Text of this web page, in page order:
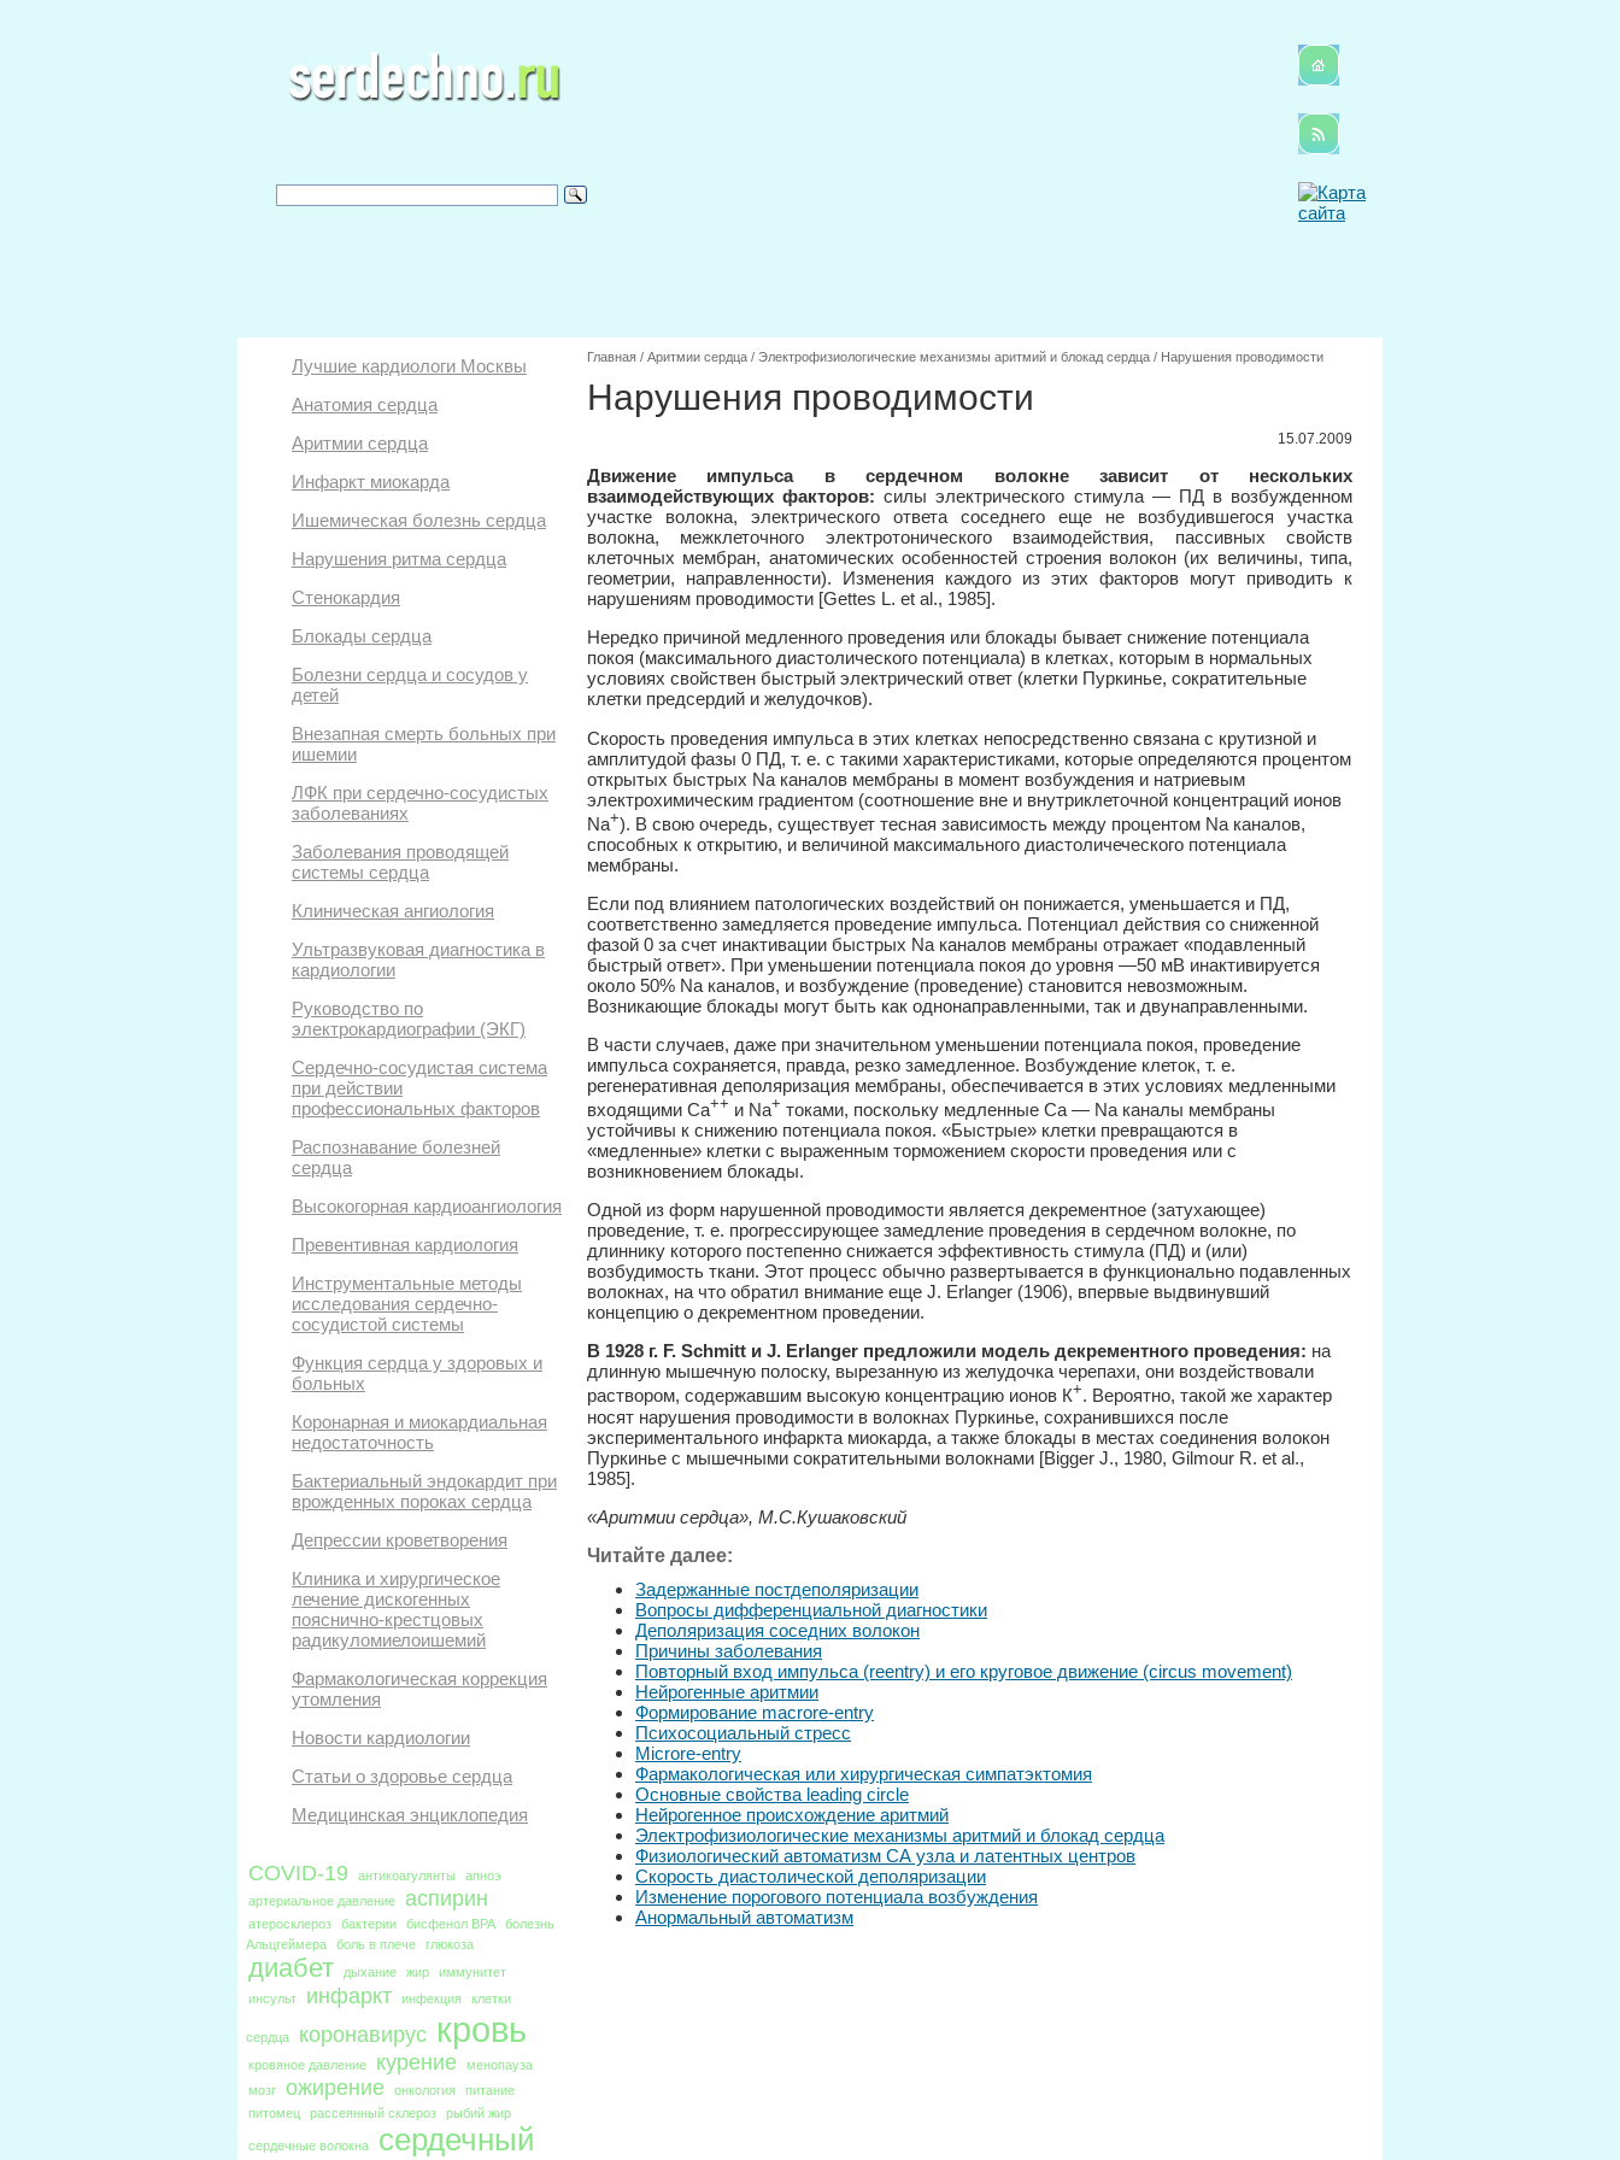
Лучшие кардиологи Москвы
Анатомия сердца
Аритмии сердца
Инфаркт миокарда
Ишемическая болезнь сердца
Нарушения ритма сердца
Стенокардия
Блокады сердца
Болезни сердца и сосудов у
детей
Внезапная смерть больных при
ишемии
ЛФК при сердечно-сосудистых
заболеваниях
Заболевания проводящей
системы сердца
Клиническая ангиология
Ультразвуковая диагностика в
кардиологии
Руководство по
электрокардиографии (ЭКГ)
Сердечно-сосудистая система
при действии
профессиональных факторов
Распознавание болезней
сердца
Высокогорная кардиоангиология
Превентивная кардиология
Инструментальные методы
исследования сердечно-
сосудистой системы
Функция сердца у здоровых и
больных
Коронарная и миокардиальная
недостаточность
Бактериальный эндокардит при
врожденных пороках сердца
Депрессии кроветворения
Клиника и хирургическое
лечение дискогенных
пояснично-крестцовых
радикуломиелоишемий
Фармакологическая коррекция
утомления
Новости кардиологии
Статьи о здоровье сердца
Медицинская энциклопедия
COVID-19 антикоагулянты
апноэ
артериальное давление
аспирин
атеросклероз бактерии бисфенол BPA
болезнь
Альцгеймера
боль в плече глюкоза
диабет дыхание жир
иммунитет
инсульт
инфаркт инфекция клетки
сердца коронавирус кровь
кровяное давление курение
менопауза
мозг
ожирение онкология
питание
питомец
рассеянный склероз рыбий жир
сердечные волокна
сердечный
Главная / Аритмии сердца / Электрофизиологические механизмы аритмий и блокад сердца / Нарушения проводимости
Нарушения проводимости
15.07.2009
Движение импульса в сердечном волокне зависит от нескольких
взаимодействующих факторов: силы электрического стимула — ПД в возбужденном
участке волокна, электрического ответа соседнего еще не возбудившегося участка
волокна, межклеточного электротонического взаимодействия, пассивных свойств
клеточных мембран, анатомических особенностей строения волокон (их величины, типа,
геометрии, направленности). Изменения каждого из этих факторов могут приводить к
нарушениям проводимости [Gettes L. et al., 1985].
Нередко причиной медленного проведения или блокады бывает снижение потенциала
покоя (максимального диастолического потенциала) в клетках, которым в нормальных
условиях свойствен быстрый электрический ответ (клетки Пуркинье, сократительные
клетки предсердий и желудочков).
Скорость проведения импульса в этих клетках непосредственно связана с крутизной и
амплитудой фазы 0 ПД, т. е. с такими характеристиками, которые определяются процентом
открытых быстрых Na каналов мембраны в момент возбуждения и натриевым
электрохимическим градиентом (соотношение вне и внутриклеточной концентраций ионов
Na+). В свою очередь, существует тесная зависимость между процентом Na каналов,
способных к открытию, и величиной максимального диастоличеческого потенциала
мембраны.
Если под влиянием патологических воздействий он понижается, уменьшается и ПД,
соответственно замедляется проведение импульса. Потенциал действия со сниженной
фазой 0 за счет инактивации быстрых Na каналов мембраны отражает «подавленный
быстрый ответ». При уменьшении потенциала покоя до уровня —50 мВ инактивируется
около 50% Na каналов, и возбуждение (проведение) становится невозможным.
Возникающие блокады могут быть как однонаправленными, так и двунаправленными.
В части случаев, даже при значительном уменьшении потенциала покоя, проведение
импульса сохраняется, правда, резко замедленное. Возбуждение клеток, т. е.
регенеративная деполяризация мембраны, обеспечивается в этих условиях медленными
входящими Са++ и Na+ токaми, поскольку медленные Са — Na каналы мембраны
устойчивы к снижению потенциала покоя. «Быстрые» клетки превращаются в
«медленные» клетки с выраженным торможением скорости проведения или с
возникновением блокады.
Одной из форм нарушенной проводимости является декрементное (затухающее)
проведение, т. е. прогрессирующее замедление проведения в сердечном волокне, по
длиннику которого постепенно снижается эффективность стимула (ПД) и (или)
возбудимость ткани. Этот процесс обычно развертывается в функционально подавленных
волокнах, на что обратил внимание еще J. Erlanger (1906), впервые выдвинувший
концепцию о декрементном проведении.
В 1928 г. F. Schmitt и J. Erlanger предложили модель декрементного проведения: на
длинную мышечную полоску, вырезанную из желудочка черепахи, они воздействовали
раствором, содержавшим высокую концентрацию ионов К+. Вероятно, такой же характер
носят нарушения проводимости в волокнах Пуркинье, сохранившихся после
экспериментального инфаркта миокарда, а также блокады в местах соединения волокон
Пуркинье с мышечными сократительными волокнами [Bigger J., 1980, Gilmour R. et al.,
1985].
«Аритмии сердца», М.С.Кушаковский
Читайте далее:
Задержанные постдеполяризации
Вопросы дифференциальной диагностики
Деполяризация соседних волокон
Причины заболевания
Повторный вход импульса (reentry) и его круговое движение (circus movement)
Нейрогенные аритмии
Формирование macrore-entry
Психосоциальный стресс
Microre-entry
Фармакологическая или хирургическая симпатэктомия
Основные свойства leading circle
Нейрогенное происхождение аритмий
Электрофизиологические механизмы аритмий и блокад сердца
Физиологический автоматизм СА узла и латентных центров
Скорость диастолической деполяризации
Изменение порогового потенциала возбуждения
Анормальный автоматизм